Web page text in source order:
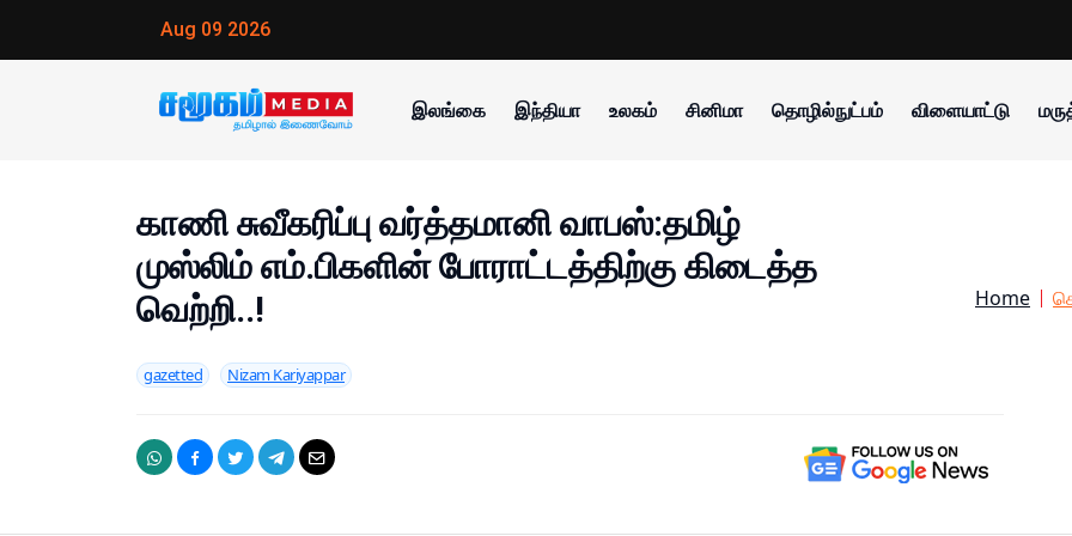
Aug 09 2026
இலங்கை இந்தியா உலகம் சினிமா தொழில்நுட்பம் விளையாட்டு
காணி சுவீகரிப்பு வர்த்தமானி வாபஸ்:தமிழ்
முஸ்லிம் எம்.பிகளின் போராட்டத்திற்கு கிடைத்த
வெற்றி..!
gazetted Nizam Kariyappar
Home